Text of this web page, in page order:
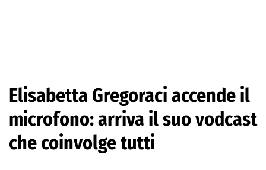
Elisabetta Gregoraci accende il
microfono: arriva il suo vodcast
che coinvolge tutti